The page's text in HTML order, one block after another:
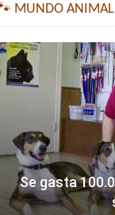
MUNDO ANIMAL
Se gasta